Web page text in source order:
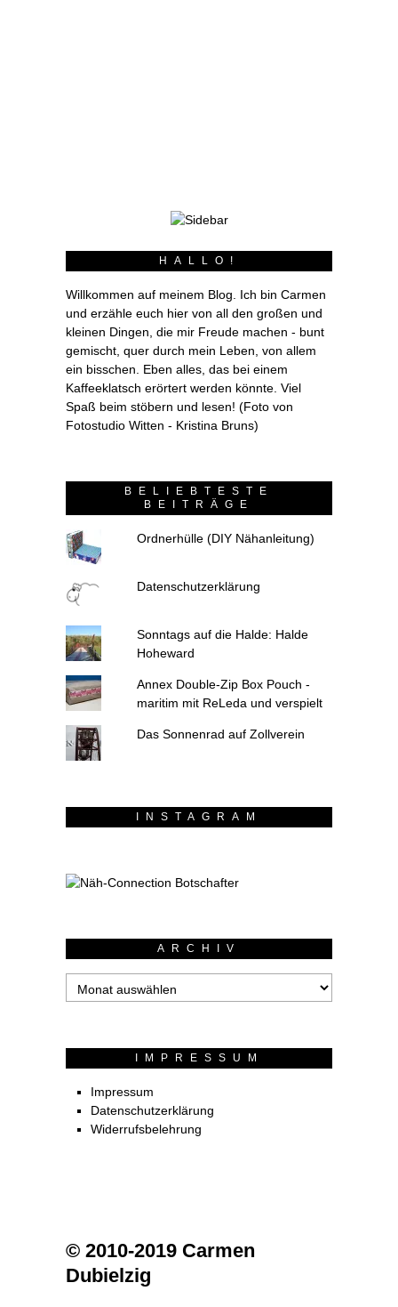
HALLO!
Willkommen auf meinem Blog. Ich bin Carmen
und erzähle euch hier von all den großen und
kleinen Dingen, die mir Freude machen - bunt
gemischt, quer durch mein Leben, von allem
ein bisschen. Eben alles, das bei einem
Kaffeeklatsch erörtert werden könnte. Viel
Spaß beim stöbern und lesen! (Foto von
Fotostudio Witten - Kristina Bruns)
BELIEBTESTE
BEITRÄGE
Ordnerhülle (DIY Nähanleitung)
Datenschutzerklärung
Sonntags auf die Halde: Halde
Hoheward
Annex Double-Zip Box Pouch -
maritim mit ReLeda und verspielt
Das Sonnenrad auf Zollverein
INSTAGRAM
ARCHIV
IMPRESSUM
Impressum
Datenschutzerklärung
Widerrufsbelehrung
© 2010-2019 Carmen
Dubielzig